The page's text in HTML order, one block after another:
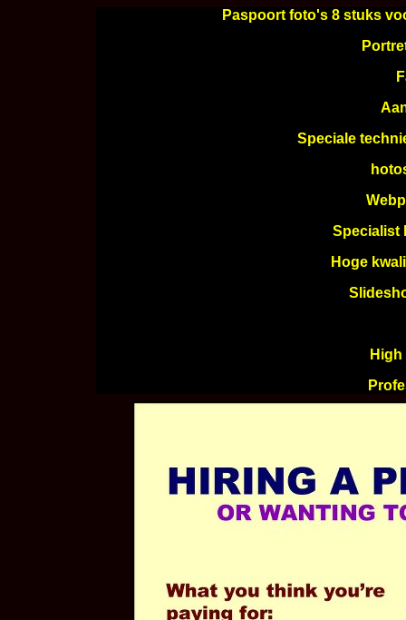
Paspoort foto's 8 stuks
Speciale
Specialist
Hoge